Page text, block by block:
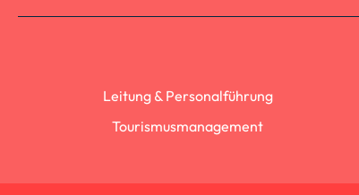
Leitung & Personalführung
Tourismusmanagement